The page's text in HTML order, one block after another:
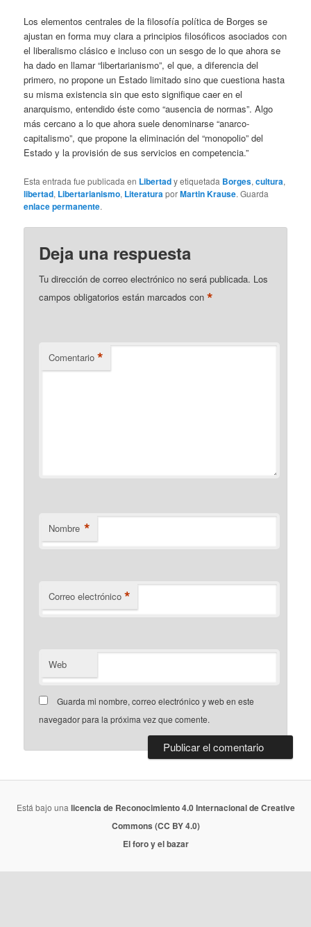
Los elementos centrales de la filosofía política de Borges se
ajustan en forma muy clara a principios filosóficos asociados con
el liberalismo clásico e incluso con un sesgo de lo que ahora se
ha dado en llamar “libertarianismo”, el que, a diferencia del
primero, no propone un Estado limitado sino que cuestiona hasta
su misma existencia sin que esto signifique caer en el
anarquismo, entendido éste como “ausencia de normas”. Algo
más cercano a lo que ahora suele denominarse “anarco-
capitalismo”, que propone la eliminación del “monopolio” del
Estado y la provisión de sus servicios en competencia.”
Esta entrada fue publicada en Libertady etiquetada Borges,cultura,
libertad, Libertarianismo, Literatura porMartin Krause. Guarda
enlace permanente.
Deja una respuesta
Tu dirección de correo electrónico no será publicada. Los
campos obligatorios están marcados con*
Comentario *
Nombre *
Correo electrónico *
Web
Guarda mi nombre, correo electrónico y web en este
navegador para la próxima vez que comente.
Está bajo una licencia de Reconocimiento 4.0 Internacional de Creative
Commons (CC BY 4.0)
El foro y el bazar